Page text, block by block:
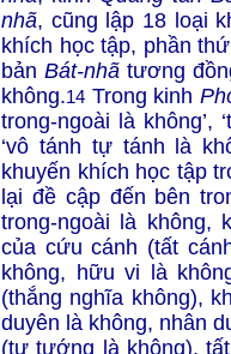
nhã, cũng lập 18 loại
khích học tập, phần
bảnBát-nhã tương
không.14 Trong kinh
trong-ngoài là không’,
‘vô tánh tự tánh là
khuyến khích học tập
lại đề cập đến bên
trong-ngoài là không,
của cứu cánh (tất
không, hữu vi là
(thắng nghĩa không),
duyên là không, nhân
(tự tướng là không),